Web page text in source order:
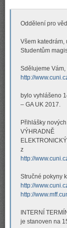
Oddělení pro
Všem katedrám,
Studentům
Sdělujeme
http://
bylo vyhlášeno
– GA UK 2017.
Přihlášky
VÝHRADNĚ
z
http://
Stručné pokyny
http://
http://
INTERNÍ
je stanoven na